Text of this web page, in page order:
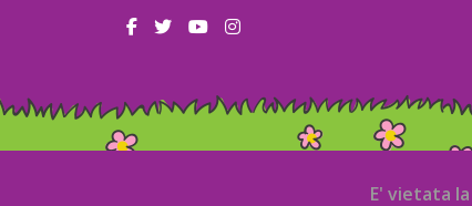
E' vietata